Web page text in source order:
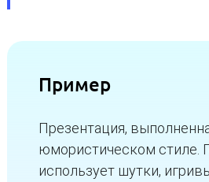
Пример
Презентация,
юмористическом стиле.
использует шутки,